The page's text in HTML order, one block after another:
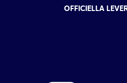
OFFICIELLA